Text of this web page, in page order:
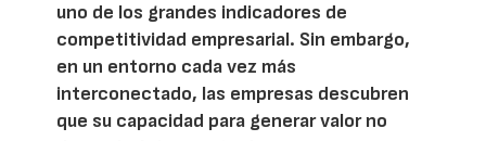
uno de los grandes indicadores de
competitividad empresarial. Sin embargo,
en un entorno cada vez más
interconectado, las empresas descubren
que su capacidad para generar valor no